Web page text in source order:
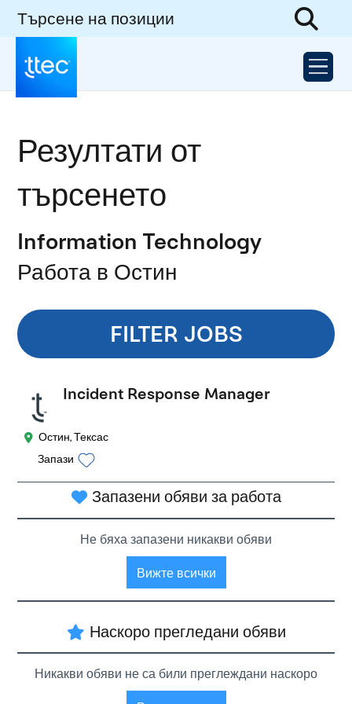
Търсене на позиции
Резултати от
търсенето
Information Technology
Работа в Остин
FILTER JOBS
Incident Response Manager
Остин, Тексас
Запази
Запазени обяви за работа
Не бяха запазени никакви обяви
Вижте всички
Наскоро прегледани обяви
Никакви обяви не са били преглеждани наскоро